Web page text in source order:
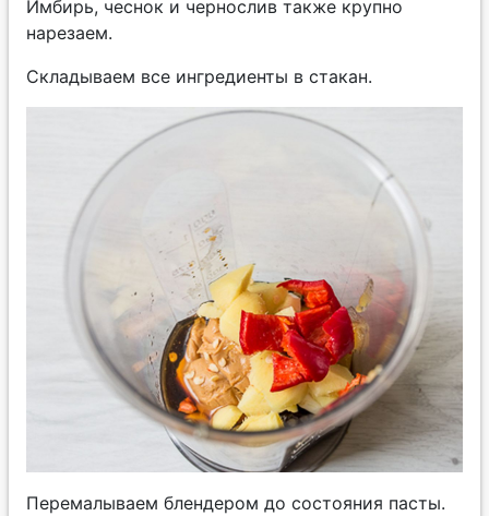
Имбирь, чеснок и чернослив также крупно
нарезаем.
Складываем все ингредиенты в стакан.
Перемалываем блендером до состояния пасты.